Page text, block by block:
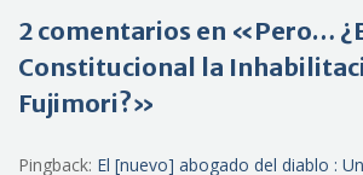
2 comentarios en «Pero…
Constitucional la
Fujimori?»
Pingback: El [nuevo] abogado del diablo :